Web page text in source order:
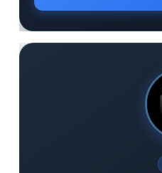
피드백을 받으실 수 있습니다.